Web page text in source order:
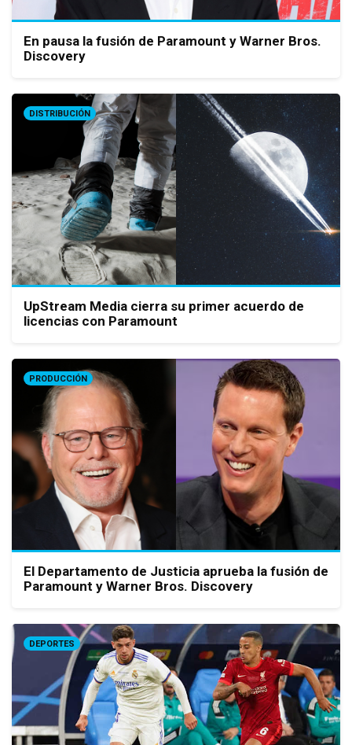
En pausa la fusión de Paramount y Warner Bros.
Discovery
DISTRIBUCIÓN
UpStream Media cierra su primer acuerdo de
licencias con Paramount
PRODUCCIÓN
El Departamento de Justicia aprueba la fusión de
Paramount y Warner Bros. Discovery
DEPORTES